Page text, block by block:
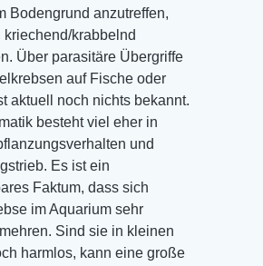
Bodengrund anzutreffen,
krabbelnd
Über parasitäre Übergriffe
auf Fische oder
aktuell noch nichts bekannt.
besteht viel eher in
und
Es ist ein
Faktum, dass sich
im Aquarium sehr
Sind sie in kleinen
harmlos, kann eine große